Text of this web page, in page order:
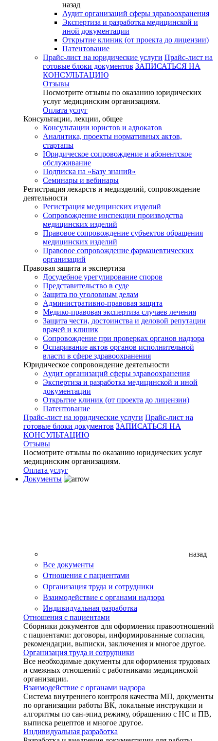
назад
Аудит организаций сферы здравоохранения
Экспертиза и разработка медицинской и
иной документации
Открытие клиник (от проекта до лицензии)
Патентование
Прайс-лист на юридические услуги Прайс-лист на
готовые блоки документов ЗАПИСАТЬСЯ НА
КОНСУЛЬТАЦИЮ
Отзывы
Посмотрите отзывы по оказанию юридических
услуг медицинским организациям.
Оплата услуг
Консультации, лекции, общее
Консультации юристов и адвокатов
Аналитика, проекты нормативных актов,
стартапы
Юридическое сопровождение и абонентское
обслуживание
Подписка на «Базу знаний»
Семинары и вебинары
Регистрация лекарств и медизделий, сопровождение
деятельности
Регистрация медицинских изделий
Сопровождение инспекции производства
медицинских изделий
Правовое сопровождение субъектов обращения
медицинских изделий
Правовое сопровождение фармацевтических
организаций
Правовая защита и экспертиза
Досудебное урегулирование споров
Представительство в суде
Защита по уголовным делам
Административно-правовая защита
Медико-правовая экспертиза случаев лечения
Защита чести, достоинства и деловой репутации
врачей и клиник
Сопровождение при проверках органов надзора
Оспаривание актов органов исполнительной
власти в сфере здравоохранения
Юридическое сопровождение деятельности
Аудит организаций сферы здравоохранения
Экспертиза и разработка медицинской и иной
документации
Открытие клиник (от проекта до лицензии)
Патентование
Прайс-лист на юридические услуги Прайс-лист на
готовые блоки документов ЗАПИСАТЬСЯ НА
КОНСУЛЬТАЦИЮ
Отзывы
Посмотрите отзывы по оказанию юридических услуг
медицинским организациям.
Оплата услуг
Документы
назад
Все документы
Отношения с пациентами
Организация труда и сотрудники
Взаимодействие с органами надзора
Индивидуальная разработка
Отношения с пациентами
Сборники документов для оформления правоотношений
с пациентами: договоры, информированные согласия,
рекомендации, выписки, заключения и многое другое.
Организация труда и сотрудники
Все необходимые документы для оформления трудовых
и смежных отношений с работниками медицинской
организации.
Взаимодействие с органами надзора
Система внутреннего контроля качества МП, документы
по организации работы ВК, локальные инструкции и
алгоритмы по сан-эпид режиму, обращению с НС и ПВ,
выписка рецептов и многое другое.
Индивидуальная разработка